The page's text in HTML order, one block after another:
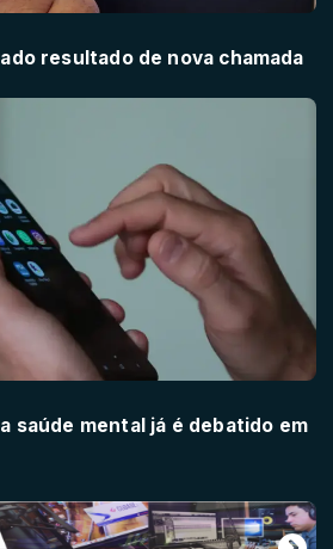
resultado de nova chamada
saúde mental já é debatido em